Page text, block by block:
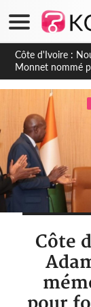
Côte d'Ivoire :
Appel à l'Unité et
Côte